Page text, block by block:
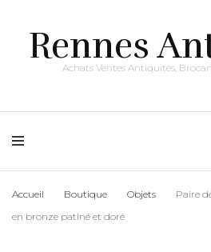
Rennes
Achats Ventes Antiquités,
Accueil Boutique Objets
Paire
en bronze patiné et doré